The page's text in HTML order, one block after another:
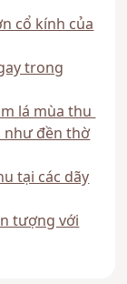
cổ kính của
trong
lá mùa thu
như đền thờ
tại các dãy
tượng với